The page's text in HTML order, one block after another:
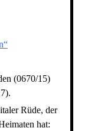
(0670/15)
Rüde, der
hat: